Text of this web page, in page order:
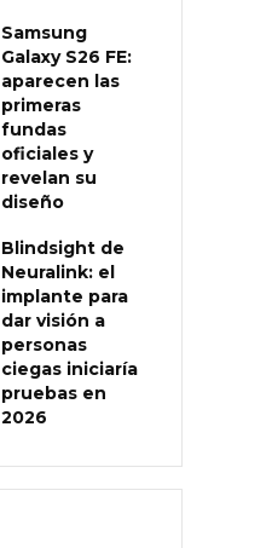
Samsung
Galaxy S26 FE:
aparecen las
primeras
fundas
oficiales y
revelan su
diseño
Blindsight de
Neuralink: el
implante para
dar visión a
personas
ciegas iniciaría
pruebas en
2026